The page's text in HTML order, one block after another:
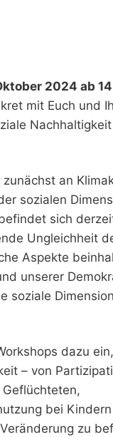
2024 ab
mit Euch und
Nachhaltigkeit
an
sozialen
sich
Ungleichheit
Aspekte
unserer
soziale
dazu
– von
bei
zu